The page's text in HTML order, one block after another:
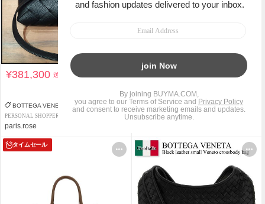
¥381,300送料込
BOTTEGA VENETA
PERSONAL SHOPPER
paris.rose
¥137,255
BOTTEGA VENETA
PREMIUM PERSONAL SHOPPER
タイムセール